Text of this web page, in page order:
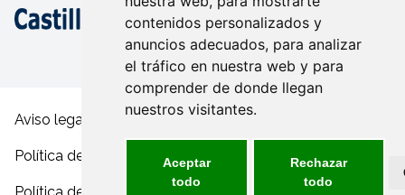
contenidos personalizados y
anuncios adecuados, para analizar
el tráfico en nuestra web y para
comprender de donde llegan
nuestros visitantes.
Aceptar
todo
Rechazar
todo
Aviso legal y condiciones de uso
Política de privacidad
Política de cookies